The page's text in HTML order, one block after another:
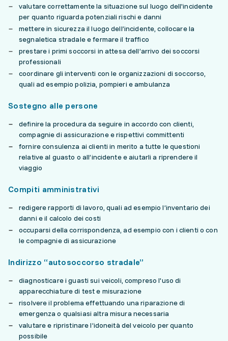
valutare correttamente la situazione sul luogo dell'incidente
per quanto riguarda potenziali rischi e danni
mettere in sicurezza il luogo dell’incidente, collocare la
segnaletica stradale e fermare il traffico
prestare i primi soccorsi in attesa dell’arrivo dei soccorsi
professionali
coordinare gli interventi con le organizzazioni di soccorso,
quali ad esempio polizia, pompieri e ambulanza
Sostegno alle persone
definire la procedura da seguire in accordo con clienti,
compagnie di assicurazione e rispettivi committenti
fornire consulenza ai clienti in merito a tutte le questioni
relative al guasto o all’incidente e aiutarli a riprendere il
viaggio
Compiti amministrativi
redigere rapporti di lavoro, quali ad esempio l’inventario dei
danni e il calcolo dei costi
occuparsi della corrispondenza, ad esempio con i clienti o con
le compagnie di assicurazione
Indirizzo “autosoccorso stradale”
diagnosticare i guasti sui veicoli, compreso l'uso di
apparecchiature di test e misurazione
risolvere il problema effettuando una riparazione di
emergenza o qualsiasi altra misura necessaria
valutare e ripristinare l’idoneità del veicolo per quanto
possibile